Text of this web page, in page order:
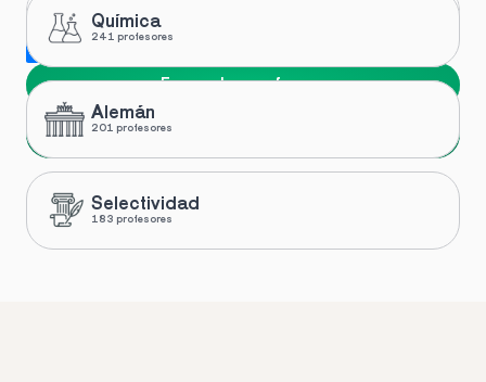
Encuentra profesor
Química
241 profesores
Alemán
201 profesores
Selectividad
183 profesores